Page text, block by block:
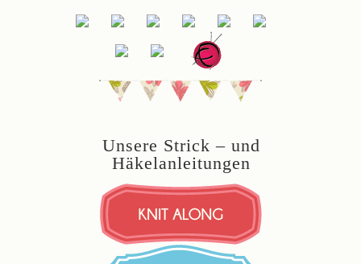
Unsere Strick – und
Häkelanleitungen